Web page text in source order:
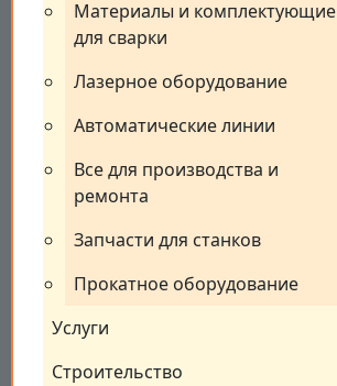
Материалы и комплектующие
для сварки
Лазерное оборудование
Автоматические линии
Все для производства и
ремонта
Запчасти для станков
Прокатное оборудование
Услуги
Строительство